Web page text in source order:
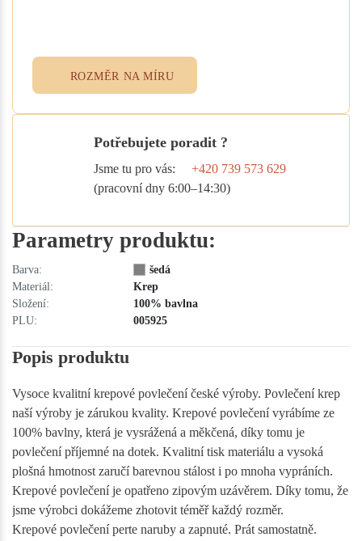
ROZMĚR NA MÍRU
Potřebujete poradit ?
Jsme tu pro vás:
+420 739 573 629
(pracovní dny 6:00–14:30)
Parametry produktu:
Barva:
šedá
Materiál:
Krep
Složení:
100% bavlna
PLU:
005925
Popis produktu
Vysoce kvalitní krepové povlečení české výroby. Povlečení krep
naší výroby je zárukou kvality. Krepové povlečení vyrábíme ze
100% bavlny, která je vysrážená a měkčená, díky tomu je
povlečení příjemné na dotek. Kvalitní tisk materiálu a vysoká
plošná hmotnost zaručí barevnou stálost i po mnoha vypráních.
Krepové povlečení je opatřeno zipovým uzávěrem. Díky tomu, že
jsme výrobci dokážeme zhotovit téměř každý rozměr.
Krepové povlečení perte naruby a zapnuté. Prát samostatně.